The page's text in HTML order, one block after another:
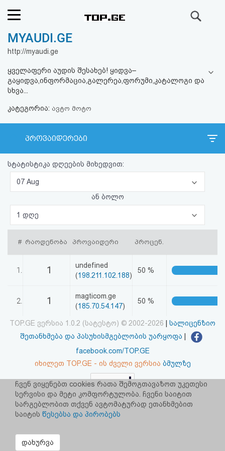
რეიტინგი
ფოსტა
კითხვა-
პასუხი
ავტორიზაცია
რეგისტრაცია
პაროლის
აღდგენა
სალიცენზიო
შეთანხმება
და
პასუხისმგებლობის
უარყოფა
MYAUDI.GE
http://myaudi.ge
ყველაფერი აუდის შესახებ! ყიდვა–
გაყიდვა,ინფორმაცია,გალერეა,ფორუმი,კატალოგი და
სხვა...
კატეგორია: ავტო მოტო
პროვაიდერები
სტატისტიკა დღეების მიხედვით:
07 Aug
ან ბოლო
1 დღე
# რაოდენობა პროვაიდერი პროცენ.
1. 1
undefined
(198.211.102.188)
50 %
2. 1
magticom.ge
(185.70.54.147)
50 %
TOP.GE ვერსია 1.0.2 (სატესტო) © 2002-2026
სალიცენზიო
შეთანხმება და პასუხისმგებლობის უარყოფა
facebook.com/TOP.GE
იხილეთ TOP.GE - ის ძველი ვერსია ბმულზე
რეკლამა TOP.GE - ზე
TOP.GE-ს სერვერების განთავსებას და ინტერნეტთან კავშირს
უზრუნველყოფს:
ჩვენ ვიყენებთ cookies რათა შემოგთავაზოთ უკეთესი
სერვისი და მეტი კომფორტულობა. ჩვენი საიტით
სარგებლობით თქვენ ავტომატურად ეთანხმებით
საიტის წესებსა და პირობებს
დახურვა